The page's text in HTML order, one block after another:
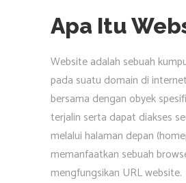
Apa Itu
Website adalah sebuah
pada suatu domain di
bersama dengan obyek
terjalin serta dapat diakses
melalui halaman depan
memanfaatkan sebuah
mengfungsikan URL website.